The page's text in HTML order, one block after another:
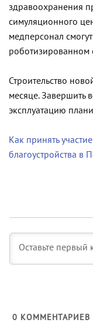
здравоохранения
симуляционного
медперсонал
роботизированном
Строительство
месяце. Завершить
эксплуатацию
Как принять
благоустройства в
0 КОММЕНТАРИЕВ